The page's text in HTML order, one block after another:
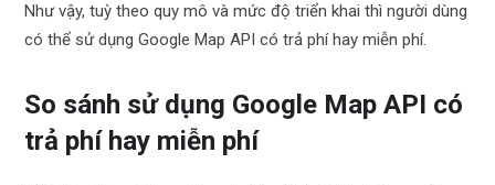
Như vậy, tuỳ theo quy mô và mức độ triển khai thì người dùng
có thể sử dụng Google Map API có trả phí hay miễn phí.
So sánh sử dụng Google Map API có
trả phí hay miễn phí